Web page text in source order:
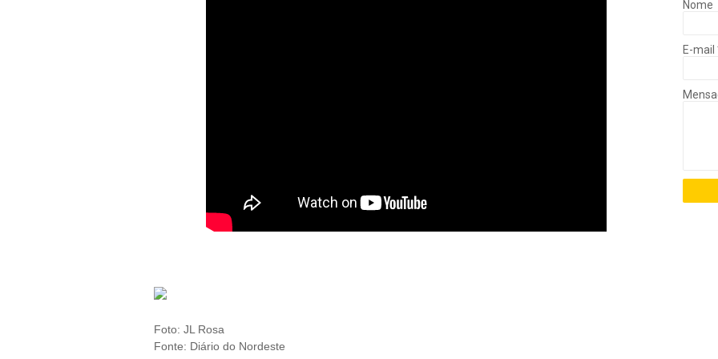
Foto: JL Rosa
Fonte: Diário do Nordeste
Nome
E-mail